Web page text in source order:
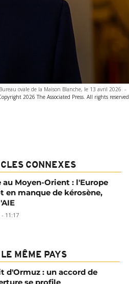
ovale de la Maison Blanche, le 13 avril 2026 -
2026 The Associated Press. All rights reserved
CONNEXES
au Moyen-Orient : l'Europe
en manque de kérosène,
- 11:17
MÊME PAYS
d'Ormuz : un accord de